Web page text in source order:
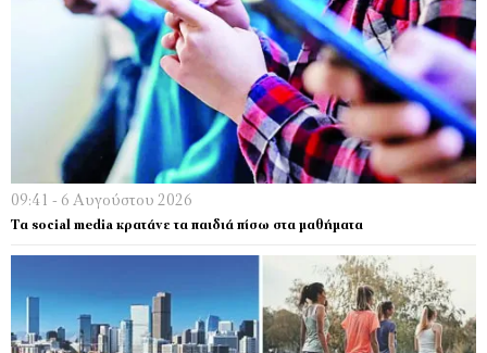
09:41 - 6 Αυγούστου 2026
Τα social media κρατάνε τα παιδιά πίσω στα μαθήματα